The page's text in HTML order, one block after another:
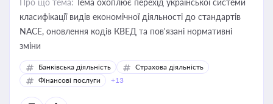
Про що тема: Тема охоплює перехід української системи
класифікації видів економічної діяльності до стандартів
NACE, оновлення кодів КВЕД та пов'язані нормативні
зміни
Банківська діяльність
Страхова діяльність
Фінансові послуги
+13